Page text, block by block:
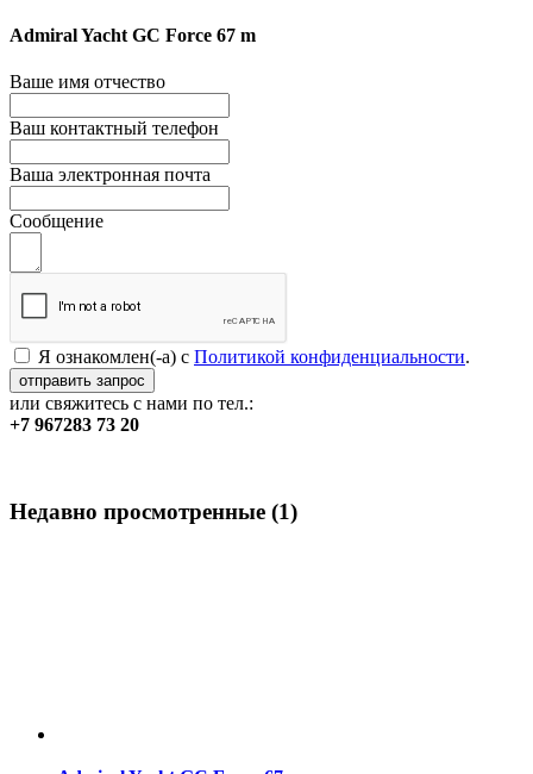
Admiral Yacht GC Force 67 m
Ваше имя отчество
Ваш контактный телефон
Ваша электронная почта
Сообщение
Я ознакомлен(-а) с Политикой конфиденциальности.
или свяжитесь с нами по тел.:
+7 967283 73 20
Недавно просмотренные (1)